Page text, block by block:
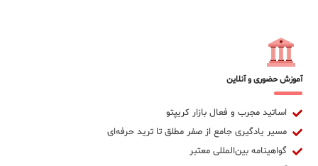
آموزش حضوری و آنلاین
اساتید مجرب و فعال بازار کریپتو
مسیر یادگیری جامع از صفر مطلق تا ترید حرفه‌ای
گواهینامه بین‌المللی معتبر